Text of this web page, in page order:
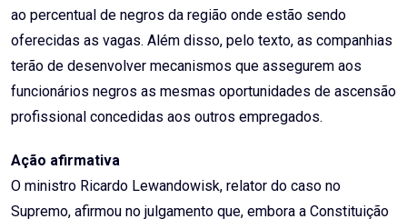
ao percentual de negros da região onde estão sendo
oferecidas as vagas. Além disso, pelo texto, as companhias
terão de desenvolver mecanismos que assegurem aos
funcionários negros as mesmas oportunidades de ascensão
profissional concedidas aos outros empregados.
Ação afirmativa
O ministro Ricardo Lewandowisk, relator do caso no
Supremo, afirmou no julgamento que, embora a Constituição